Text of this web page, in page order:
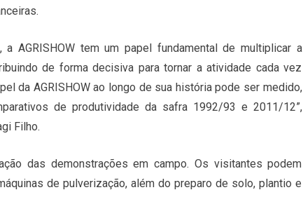
AGRISHOW tem um papel fundamental de multiplicar a
de forma decisiva para tornar a atividade cada vez
da AGRISHOW ao longo de sua história pode ser medido,
de produtividade da safra 1992/93 e 2011/12”,
Filho.
das demonstrações em campo. Os visitantes podem
de pulverização, além do preparo de solo, plantio e